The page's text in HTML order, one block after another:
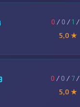
0 / 0 /1 /
5,0 ★
0 / 0 / 7 /
5,0 ★